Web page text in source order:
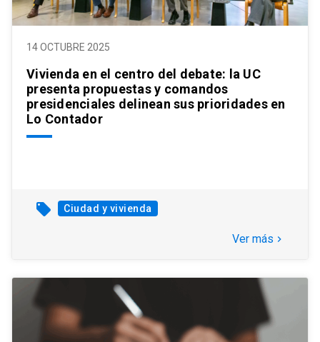
14 OCTUBRE 2025
Vivienda en el centro del debate: la UC
presenta propuestas y comandos
presidenciales delinean sus prioridades en
Lo Contador
local_offer Ciudad y vivienda
Ver más keyboard_arrow_right